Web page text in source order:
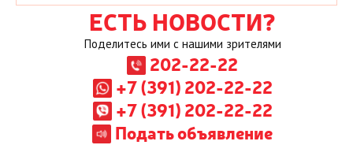
ЕСТЬ НОВОСТИ?
Поделитесь ими с нашими зрителями
202-22-22
+7 (391) 202-22-22
+7 (391) 202-22-22
Подать объявление